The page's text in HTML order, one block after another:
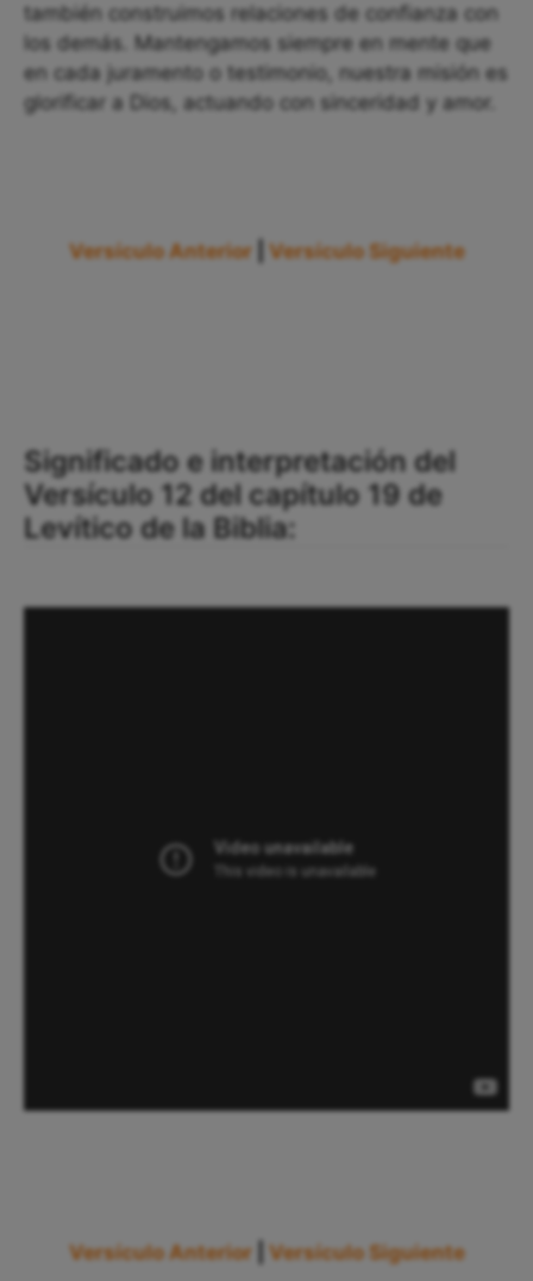
también construimos relaciones de confianza con
los demás. Mantengamos siempre en mente que
en cada juramento o testimonio, nuestra misión es
glorificar a Dios, actuando con sinceridad y amor.
Versículo Anterior Versículo Siguiente
Significado e interpretación del
Versículo 12 del capítulo 19 de
Levítico de la Biblia:
Versículo Anterior Versículo Siguiente